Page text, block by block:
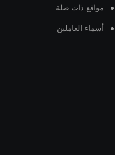
مواقع ذات صلة
أسماء العاملين